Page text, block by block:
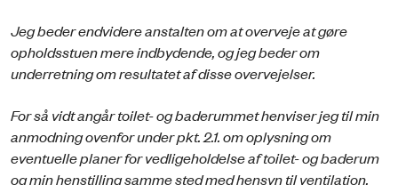
Jeg beder endvidere anstalten om at overveje at gøre
opholdsstuen mere indbydende, og jeg beder om
underretning om resultatet af disse overvejelser.
For så vidt angår toilet- og baderummet henviser jeg til min
anmodning ovenfor under pkt. 2.1. om oplysning om
eventuelle planer for vedligeholdelse af toilet- og baderum
og min henstilling samme sted med hensyn til ventilation.